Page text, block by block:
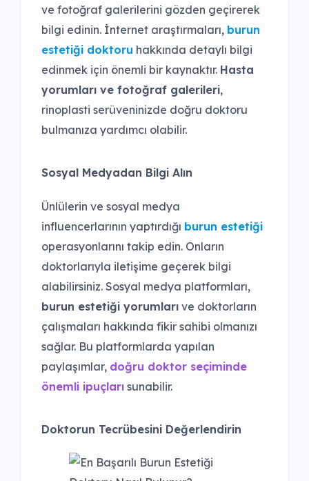
ve fotoğraf galerilerini gözden geçirerek
bilgi edinin. İnternet araştırmaları, burun
estetiği doktoru hakkında detaylı bilgi
edinmek için önemli bir kaynaktır. Hasta
yorumları ve fotoğraf galerileri,
rinoplasti serüveninizde doğru doktoru
bulmanıza yardımcı olabilir.
Sosyal Medyadan Bilgi Alın
Ünlülerin ve sosyal medya
influencerlarının yaptırdığı burun estetiği
operasyonlarını takip edin. Onların
doktorlarıyla iletişime geçerek bilgi
alabilirsiniz. Sosyal medya platformları,
burun estetiği yorumları ve doktorların
çalışmaları hakkında fikir sahibi olmanızı
sağlar. Bu platformlarda yapılan
paylaşımlar, doğru doktor seçiminde
önemli ipuçları sunabilir.
Doktorun Tecrübesini Değerlendirin